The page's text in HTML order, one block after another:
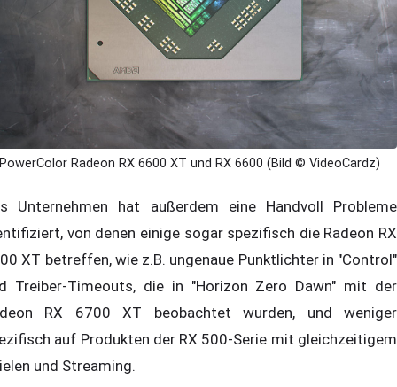
PowerColor Radeon RX 6600 XT und RX 6600 (Bild © VideoCardz)
Unternehmen hat außerdem eine Handvoll Probleme
von denen einige sogar spezifisch die Radeon RX
XT betreffen, wie z.B. ungenaue Punktlichter in "Control"
Treiber-Timeouts, die in "Horizon Zero Dawn" mit der
RX 6700 XT beobachtet wurden, und weniger
auf Produkten der RX 500-Serie mit gleichzeitigem
und Streaming.